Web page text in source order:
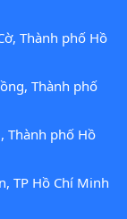
Thành phố Hồ
Thành phố
Thành phố Hồ
TP Hồ Chí Minh